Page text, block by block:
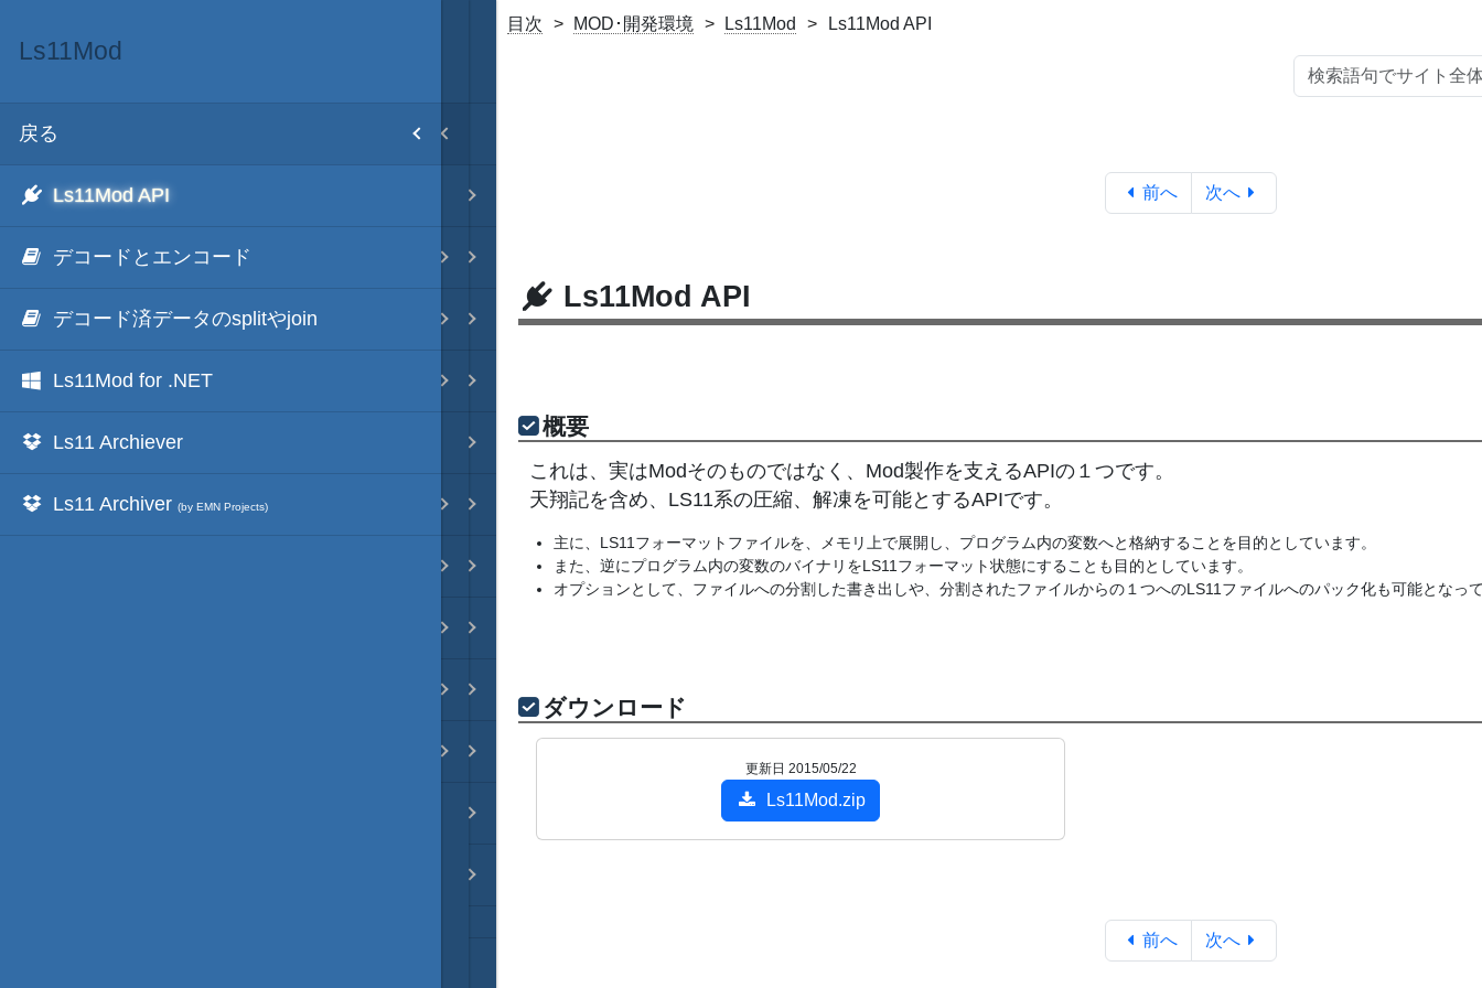
目次
初期設置
改造目録
武将データ
フルカラー画面モード
画像入替
映像入替
MOD･開発環境
戻る
Modの３種類の区分
TSMod
ScenarioMod
PluginMod
城列伝・城内マップMod
Ls11Mod
Ls11Mod
戻る
Ls11Mod API
デコードとエンコード
デコード済データのsplitやjoin
Ls11Mod for .NET
Ls11 Archiever
Ls11 Archiver(by EMN Projects)
目次 MOD･開発環境 Ls11Mod Ls11Mod API
前へ 次へ
Ls11Mod API
概要
これは、実はModそのものではなく、Mod製作を支えるAPIの１つです。
天翔記を含め、LS11系の圧縮、解凍を可能とするAPIです。
主に、LS11フォーマットファイルを、メモリ上で展開し、プログラム内の変数へと格納することを目的としています。
また、逆にプログラム内の変数のバイナリをLS11フォーマット状態にすることも目的としています。
オプションとして、ファイルへの分割した書き出しや、分割されたファイルからの１つへのLS11ファイルへのパック化も可能となっ
ダウンロード
更新日 2015/05/22
Ls11Mod.zip
前へ 次へ